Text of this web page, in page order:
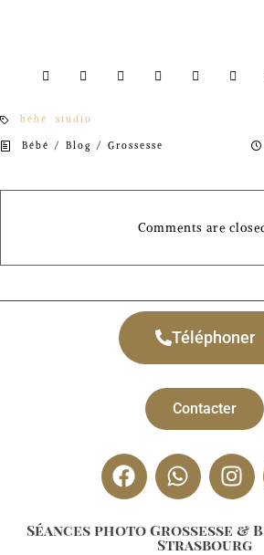
bébé studio
Bébé / Blog / Grossesse
Comments are
Téléphoner
Contacter
Séances photo Grossesse &
Strasbourg